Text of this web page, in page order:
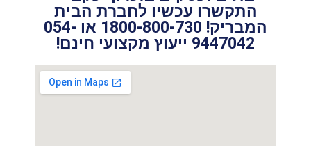
התקשרו עכשיו לחברת הבית
המבריק! 1800-800-730 או 054-
9447042 ייעוץ מקצועי חינם!